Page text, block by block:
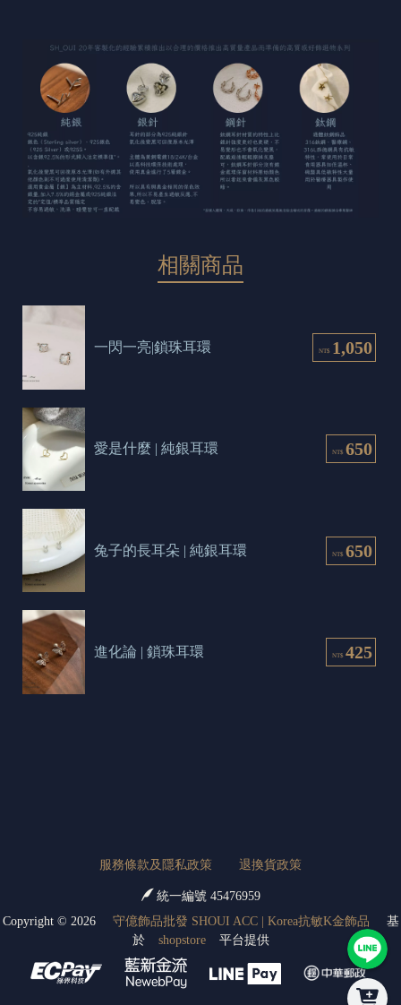
相關商品
NT$ 1,050
一閃一亮|鎖珠耳環
NT$ 650
愛是什麼 | 純銀耳環
NT$ 650
兔子的長耳朵 | 純銀耳環
NT$ 425
進化論 | 鎖珠耳環
服務條款及隱私政策 退換貨政策
統一編號 45476959
Copyright © 2026 守億飾品批發 SHOUI ACC | Korea抗敏K金飾品
基
於
shopstore 平台提供